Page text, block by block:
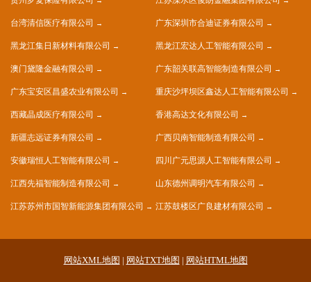
台湾清信医疗有限公司 广东深圳市合迪证券有限公司
黑龙江集日新材料有限公司 黑龙江宏达人工智能有限公司
澳门黛隆金融有限公司 广东韶关联高智能制造有限公司
广东宝安区昌盛农业有限公司 重庆沙坪坝区鑫达人工智能有限公司
西藏晶成医疗有限公司 香港高达文化有限公司
新疆志远证券有限公司 广西贝南智能制造有限公司
安徽瑞恒人工智能有限公司 四川广元思源人工智能有限公司
江西先福智能制造有限公司 山东德州调明汽车有限公司
江苏苏州市国智新能源集团有限公司 江苏鼓楼区广良建材有限公司
网站XML地图 | 网站TXT地图 | 网站HTML地图